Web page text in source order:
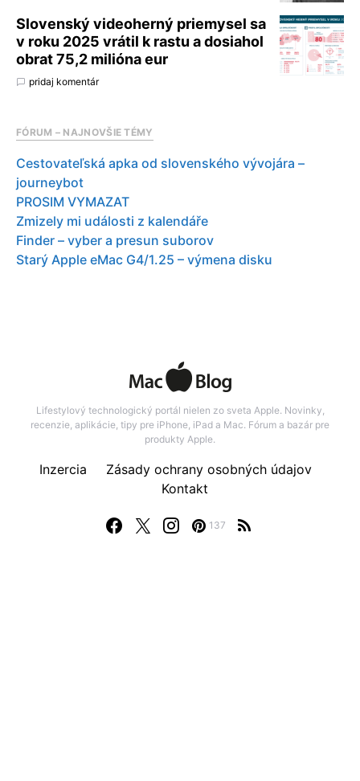
Slovenský videoherný priemysel sa
v roku 2025 vrátil k rastu a dosiahol
obrat 75,2 milióna eur
pridaj komentár
FÓRUM – NAJNOVŠIE TÉMY
Cestovateľská apka od slovenského vývojára –
journeybot
PROSIM VYMAZAT
Zmizely mi události z kalendáře
Finder – vyber a presun suborov
Starý Apple eMac G4/1.25 – výmena disku
Lifestylový technologický portál nielen zo sveta Apple. Novinky,
recenzie, aplikácie, tipy pre iPhone, iPad a Mac. Fórum a bazár pre
produkty Apple.
137
Inzercia
Zásady ochrany osobných údajov
Kontakt